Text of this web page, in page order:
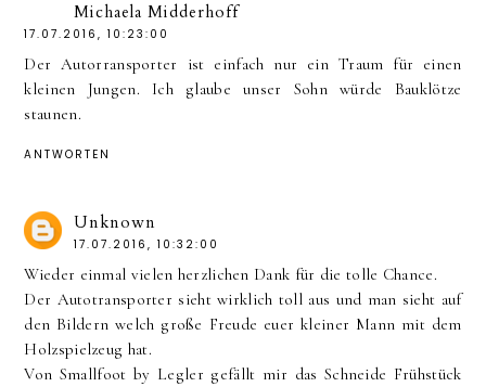
Michaela Midderhoff
17.07.2016, 10:23:00
Der Autorransporter ist einfach nur ein Traum für einen
kleinen Jungen. Ich glaube unser Sohn würde Bauklötze
staunen.
ANTWORTEN
Unknown
17.07.2016, 10:32:00
Wieder einmal vielen herzlichen Dank für die tolle Chance.
Der Autotransporter sieht wirklich toll aus und man sieht auf
den Bildern welch große Freude euer kleiner Mann mit dem
Holzspielzeug hat.
Von Smallfoot by Legler gefällt mir das Schneide Frühstück